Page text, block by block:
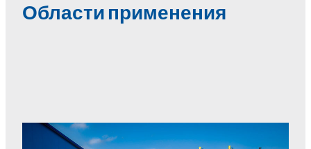
Области применения